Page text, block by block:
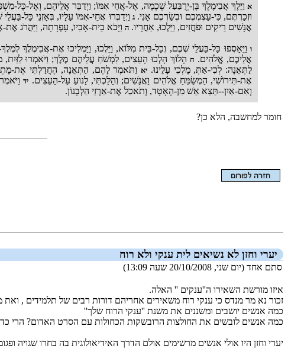
אוַיֵּלֶךְ אֲבִימֶלֶךְ בֶּן-יְרֻבַּעַל שְׁכֶמָה, אֶל-אֲחֵי אִמּוֹ; וַיְדַבֵּר אֲלֵיהֶם, וְאֶל-כָּל-
וּזְכַרְתֶּם, כִּי-עַצְמְכֶם וּבְשַׂרְכֶם אָנִי.ג וַיְדַבְּרוּ אֲחֵי-אִמּוֹ עָלָיו, בְּאָזְנֵי כָּל-
אֲנָשִׁים רֵיקִים וּפֹחֲזִים, וַיֵּלְכוּ, אַחֲרָיו. ה וַיָּבֹא בֵית-אָבִיו, עָפְרָתָה, וַיַּהֲרֹג
ווַיֵּאָסְפוּ כָּל-בַּעֲלֵי שְׁכֶם, וְכָל-בֵּית מִלּוֹא, וַיֵּלְכוּ, וַיַּמְלִיכוּ אֶת-אֲבִימֶלֶךְ
אֲלֵיכֶם, אֱלֹהִים. ח הָלוֹךְ הָלְכוּ הָעֵצִים, לִמְשֹׁחַ עֲלֵיהֶם מֶלֶךְ; וַיֹּאמְרוּ לַזַּיִת,
לַתְּאֵנָה: לְכִי-אַתְּ, מָלְכִי עָלֵינוּ. יאוַתֹּאמֶר לָהֶם, הַתְּאֵנָה, הֶחֳדַלְתִּי אֶת-
אֶת-תִּירוֹשִׁי, הַמְשַׂמֵּחַ אֱלֹהִים וַאֲנָשִׁים; וְהָלַכְתִּי, לָנוּעַ עַל-הָעֵצִים. יד
וְאִם-אַיִן--תֵּצֵא אֵשׁ מִן-הָאָטָד, וְתֹאכַל אֶת-אַרְזֵי הַלְּבָנוֹן.
חומר למחשבה, הלא כן?
יערי וחזן לא נשיאים לית ענקי ולא רוח
סתם אחד (יום שני, 20/10/2008 שעה 13:09)
איזו מורשת השאירו ה''ענקים '' האלה.
זכור נא מר מנדס כי ענקי רוח משאירים אחריהם דורות רבים של תלמידים ,
כמה אנשים יושבים ומשננים את משנת ''ענקי הרוח שלך''
כמה אנשים לובשים את החולצות הרובשקות הכחולות עם הסרט האדום? הרי
יערי וחזן היו אולי אנשים מרשימים אולם הדרך האידיאולוגית בה בחרו שגויה